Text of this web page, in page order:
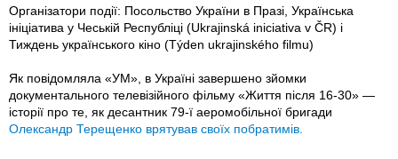
Організатори події: Посольство України в Празі, Українська
ініціатива у Чеській Республіці (Ukrajinská iniciativa v ČR) і
Тиждень українського кіно (Týden ukrajinského filmu)
Як повідомляла «УМ», в Україні завершено зйомки
документального телевізійного фільму «Життя після 16-30» —
історії про те, як десантник 79-ї аеромобільної бригади
Олександр Терещенко врятував своїх побратимів.